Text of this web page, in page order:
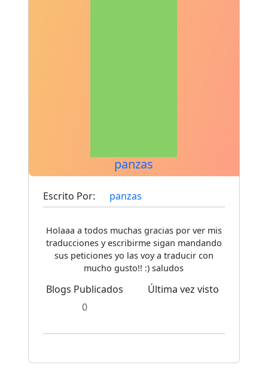
panzas
Escrito Por: panzas
Holaaa a todos muchas gracias por ver mis
traducciones y escribirme sigan mandando
sus peticiones yo las voy a traducir con
mucho gusto!! :) saludos
Blogs Publicados
0
Última vez visto